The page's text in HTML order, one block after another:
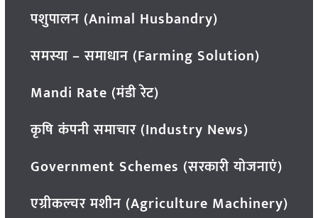
पशुपालन (Animal Husbandry)
समस्या – समाधान (Farming Solution)
Mandi Rate (मंडी रेट)
कृषि कंपनी समाचार (Industry News)
Government Schemes (सरकारी योजनाएं)
एग्रीकल्चर मशीन (Agriculture Machinery)